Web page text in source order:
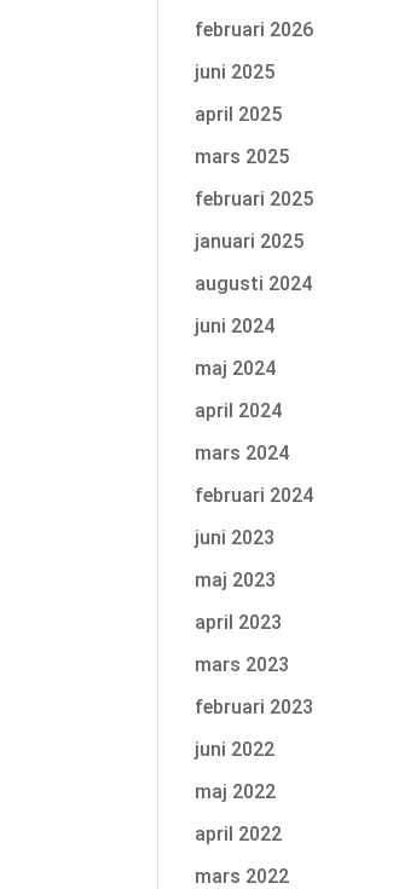
februari 2026
juni 2025
april 2025
mars 2025
februari 2025
januari 2025
augusti 2024
juni 2024
maj 2024
april 2024
mars 2024
februari 2024
juni 2023
maj 2023
april 2023
mars 2023
februari 2023
juni 2022
maj 2022
april 2022
mars 2022